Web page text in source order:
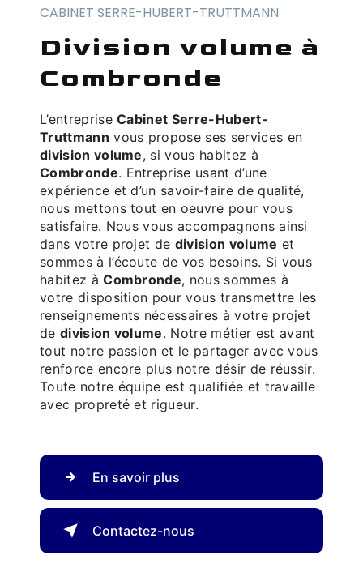
CABINET SERRE-HUBERT-TRUTTMANN
division volume à
Combronde
L’entrepriseCabinet Serre-Hubert-
Truttmann vous propose ses services en
division volume, si vous habitez à
Combronde. Entreprise usant d’une
expérience et d’un savoir-faire de qualité,
nous mettons tout en oeuvre pour vous
satisfaire. Nous vous accompagnons ainsi
dans votre projet de division volume et
sommes à l’écoute de vos besoins. Si vous
habitez àCombronde, nous sommes à
votre disposition pour vous transmettre les
renseignements nécessaires à votre projet
de division volume. Notre métier est avant
tout notre passion et le partager avec vous
renforce encore plus notre désir de réussir.
Toute notre équipe est qualifiée et travaille
avec propreté et rigueur.
En savoir plus
Contactez-nous